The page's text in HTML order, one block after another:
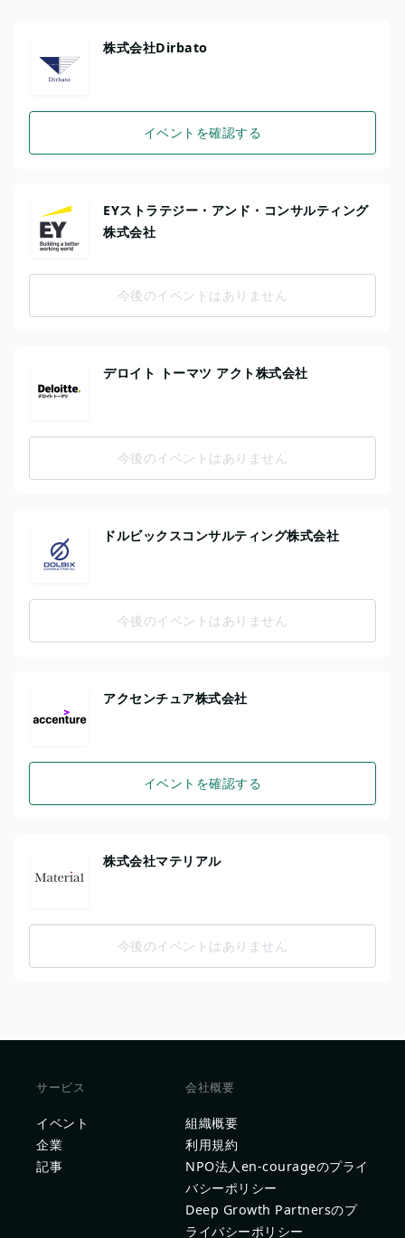
株式会社Dirbato
イベントを確認する
EYストラテジー・アンド・コンサルティング
株式会社
今後のイベントはありません
デロイト トーマツ アクト株式会社
今後のイベントはありません
ドルビックスコンサルティング株式会社
今後のイベントはありません
アクセンチュア株式会社
イベントを確認する
株式会社マテリアル
今後のイベントはありません
サービス
イベント
企業
記事
会社概要
組織概要
利用規約
NPO法人en-courageのプライ
バシーポリシー
Deep Growth Partnersのプ
ライバシーポリシー